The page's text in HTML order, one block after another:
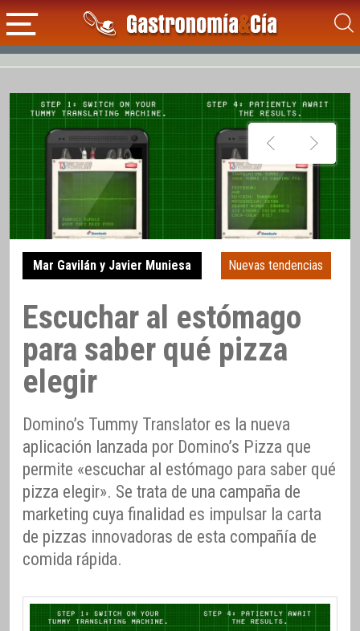
Mar Gavilán y Javier Muniesa Nuevas tendencias
Escuchar al estómago
para saber qué pizza
elegir
Domino’s Tummy Translator es la nueva
aplicación lanzada por Domino’s Pizza que
permite «escuchar al estómago para saber qué
pizza elegir». Se trata de una campaña de
marketing cuya finalidad es impulsar la carta
de pizzas innovadoras de esta compañía de
comida rápida.